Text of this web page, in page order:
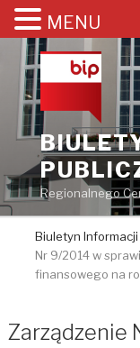
Przejdź
treści
Regionalnego
Biuletyn Informacji
Nr 9/2014 w
finansowego na
Zarządzenie
MENU